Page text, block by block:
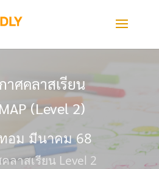
าศคลาสเรียน
(Level 2)
อม มีนาคม 68
ลาสเรียน Level 2